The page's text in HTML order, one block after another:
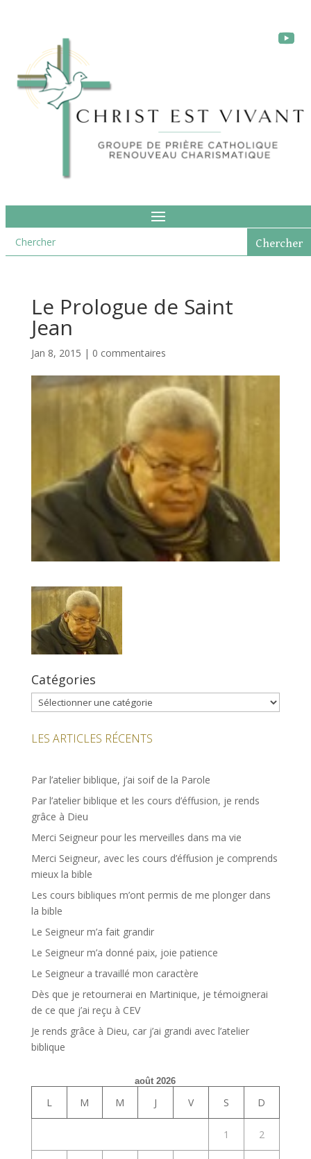
Le Prologue de Saint
Jean
Jan 8, 2015 | 0 commentaires
Catégories
Catégories
LES ARTICLES RÉCENTS
Par l’atelier biblique, j’ai soif de la Parole
Par l’atelier biblique et les cours d’éffusion, je rends
grâce à Dieu
Merci Seigneur pour les merveilles dans ma vie
Merci Seigneur, avec les cours d’éffusion je comprends
mieux la bible
Les cours bibliques m’ont permis de me plonger dans
la bible
Le Seigneur m’a fait grandir
Le Seigneur m’a donné paix, joie patience
Le Seigneur a travaillé mon caractère
Dès que je retournerai en Martinique, je témoignerai
de ce que j’ai reçu à CEV
Je rends grâce à Dieu, car j’ai grandi avec l’atelier
biblique
août 2026
L M M J V S D
1 2